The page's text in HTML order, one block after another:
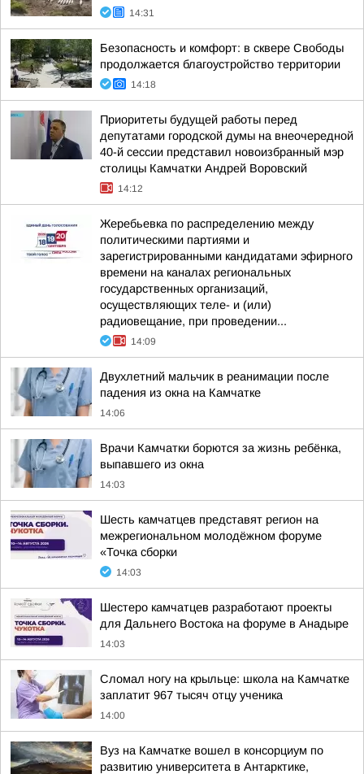
14:31
Безопасность и комфорт: в сквере Свободы
продолжается благоустройство территории
14:18
Приоритеты будущей работы перед
депутатами городской думы на внеочередной
40-й сессии представил новоизбранный мэр
столицы Камчатки Андрей Воровский
14:12
Жеребьевка по распределению между
политическими партиями и
зарегистрированными кандидатами эфирного
времени на каналах региональных
государственных организаций,
осуществляющих теле- и (или)
радиовещание, при проведении...
14:09
Двухлетний мальчик в реанимации после
падения из окна на Камчатке
14:06
Врачи Камчатки борются за жизнь ребёнка,
выпавшего из окна
14:03
Шесть камчатцев представят регион на
межрегиональном молодёжном форуме
«Точка сборки
14:03
Шестеро камчатцев разработают проекты
для Дальнего Востока на форуме в Анадыре
14:03
Сломал ногу на крыльце: школа на Камчатке
заплатит 967 тысяч отцу ученика
14:00
Вуз на Камчатке вошел в консорциум по
развитию университета в Антарктике,